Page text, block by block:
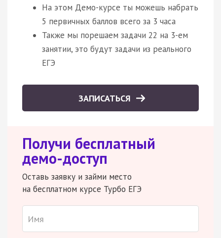
На этом Демо-курсе ты можешь набрать
5 первичных баллов всего за 3 часа
Также мы порешаем задачи 22 на 3-ем
занятии, это будут задачи из реального
ЕГЭ
ЗАПИСАТЬСЯ
Получи бесплатный
демо-доступ
Оставь заявку и займи место
на бесплатном курсе Турбо ЕГЭ